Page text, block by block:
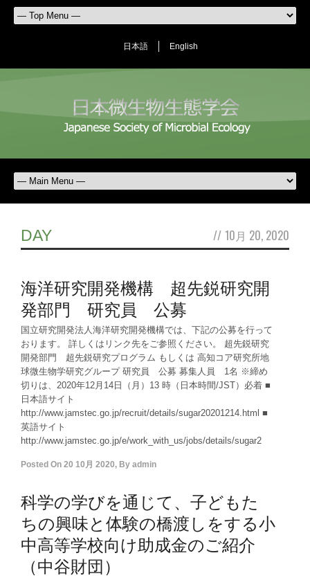
日本語 English
DAY // 10月 20, 2020
海洋研究開発機構 超先鋭研究開
発部門 研究員 公募
国立研究開発法人海洋研究開発機構では、下記の公募を行って
おります。 詳しくはリンク先をご参照ください。 超先鋭研究
開発部門 超先鋭研究プログラム もしくは 高知コア研究所地
球微生物学研究グループ 研究員 公募 募集人員 1名 ※締め
切りは、2020年12月14日（月）13 時（日本時間/JST）必着 ■
日本語サイト
http://www.jamstec.go.jp/recruit/details/sugar20201214.html ■
英語サイト
http://www.jamstec.go.jp/e/work_with_us/jobs/details/sugar2
Posted On 20 10月 2020, By admin
科学の学びを通じて、子どもた
ちの興味と体験の橋渡しをする小
中高等学校向け助成金のご紹介
（中谷財団）